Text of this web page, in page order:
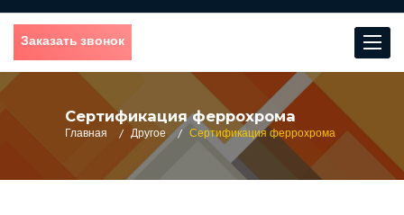
Toggle
Заказать звонок
Сертификация феррохрома
Главная
/ Другое / Сертификация феррохрома